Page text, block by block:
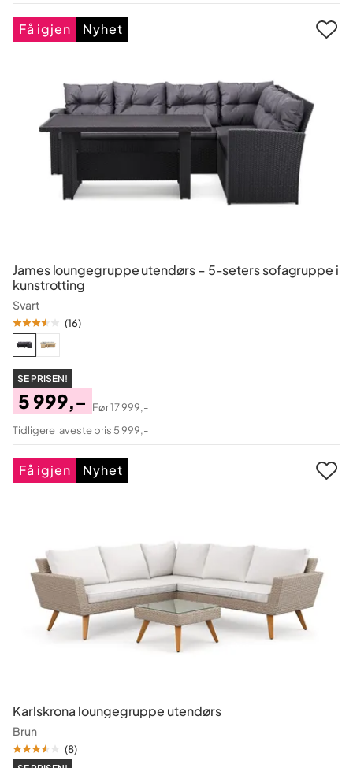
James loungegruppe utendørs – 5-seters sofagruppe i
kunstrotting
Svart
(16)
SE PRISEN!
Pris
5 999,-
Original
Pris
Før17 999,-
Tidligere laveste pris 5 999,-
Få igjen Nyhet
Karlskrona loungegruppe utendørs
Brun
(8)
Få igjen Nyhet